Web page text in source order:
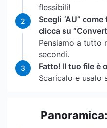
flessibili!
2
Scegli “AU”
clicca su
Pensiamo a tutto
secondi.
3
Fatto! Il tuo file è
Scaricalo e usalo